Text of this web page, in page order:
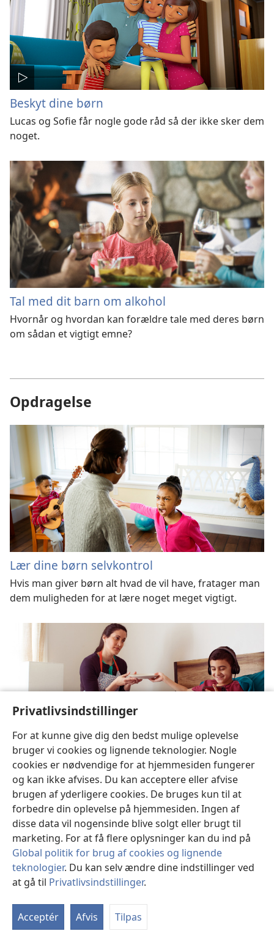
Privatlivsindstillinger
For at kunne give dig den bedst mulige oplevelse
bruger vi cookies og lignende teknologier. Nogle
cookies er nødvendige for at hjemmesiden fungerer
og kan ikke afvises. Du kan acceptere eller afvise
brugen af yderligere cookies. De bruges kun til at
forbedre din oplevelse på hjemmesiden. Ingen af
disse data vil nogensinde blive solgt eller brugt til
marketing. For at få flere oplysninger kan du ind på
Global politik for brug af cookies og lignende
teknologier. Du kan selv ændre dine indstillinger ved
at gå til Privatlivsindstillinger.
Acceptér Afvis Tilpas
Beskyt dine børn
Lucas og Sofie får nogle gode råd så der ikke sker dem
noget.
Tal med dit barn om alkohol
Hvornår og hvordan kan forældre tale med deres børn
om sådan et vigtigt emne?
Opdragelse
Lær dine børn selvkontrol
Hvis man giver børn alt hvad de vil have, fratager man
dem muligheden for at lære noget meget vigtigt.
Lær dine børn ydmyghed
Lær dit barn ydmyghed uden at skade hans eller
hendes selvværd.